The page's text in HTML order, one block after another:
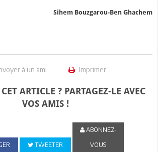
Sihem Bouzgarou-Ben Ghachem
à un ami Imprimer
ARTICLE ? PARTAGEZ-LE AVEC
VOS AMIS !
TWEETER
ABONNEZ-
VOUS